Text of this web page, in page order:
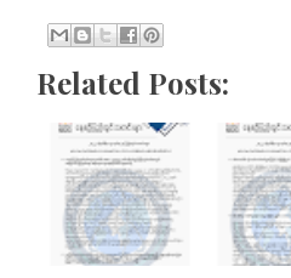
Related Posts: